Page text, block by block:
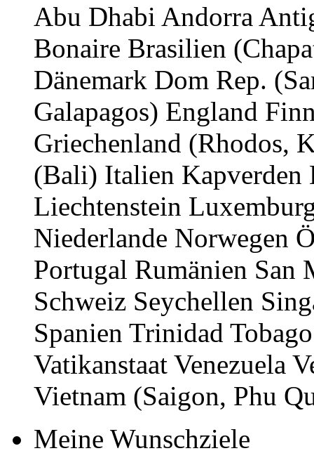
Abu Dhabi Andorra
Bonaire Brasilien
Dänemark Dom Rep.
Galapagos) England
Griechenland (Rhodos,
(Bali) Italien Kapverden
Liechtenstein
Niederlande Norwegen
Portugal Rumänien San
Schweiz Seychellen
Spanien Trinidad
Vatikanstaat Venezuela
Vietnam (Saigon, Phu
Meine Wunschziele